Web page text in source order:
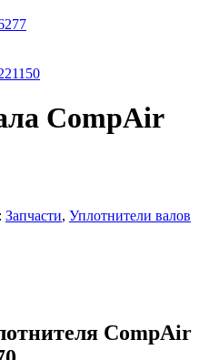
CompAir
Запчасти, Уплотнители валов
CompAir